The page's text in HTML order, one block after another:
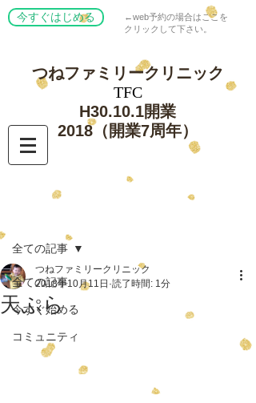
今すぐはじめる
←web予約の場合はここを
クリックして下さい。
つねファミリークリニック
​TFC
​H30.10.1開業
​2018（開業7周年）
全ての記事
今すぐ始める
コミュニティ
全ての記事
天ぷら
つねファミリークリニック
2018年10月11日 読了時間: 1分